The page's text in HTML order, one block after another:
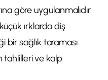
göre uygulanmalıdır.
ırklarda diş
bir sağlık taraması
tahlilleri ve kalp